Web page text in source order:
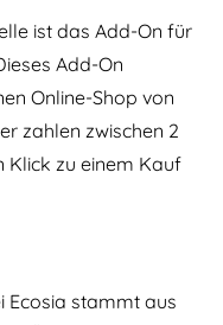
ist das Add-On für
Add-On
Online-Shop von
zahlen zwischen 2
Klick zu einem Kauf
Ecosia stammt aus